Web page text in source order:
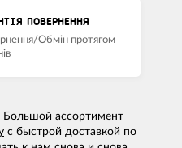
ПОВЕРНЕННЯ
Обмін протягом
Большой ассортимент
с быстрой доставкой по